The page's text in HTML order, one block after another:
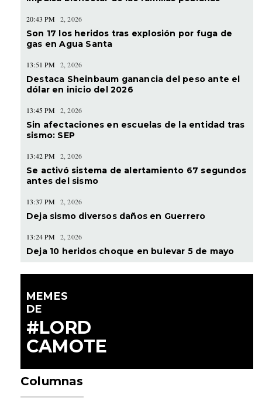
20:43 PM 2, 2026
Son 17 los heridos tras explosión por fuga de
gas en Agua Santa
13:51 PM 2, 2026
Destaca Sheinbaum ganancia del peso ante el
dólar en inicio del 2026
13:45 PM 2, 2026
Sin afectaciones en escuelas de la entidad tras
sismo: SEP
13:42 PM 2, 2026
Se activó sistema de alertamiento 67 segundos
antes del sismo
13:37 PM 2, 2026
Deja sismo diversos daños en Guerrero
13:24 PM 2, 2026
Deja 10 heridos choque en bulevar 5 de mayo
MEMES
DE
#LORD
CAMOTE
Columnas